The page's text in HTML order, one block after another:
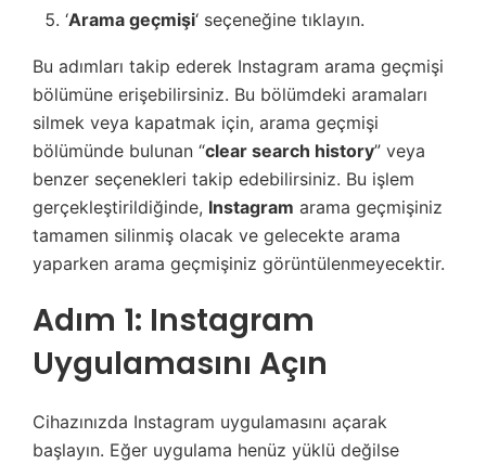
‘Arama geçmişi‘ seçeneğine tıklayın.
Bu adımları takip ederek Instagram arama geçmişi
bölümüne erişebilirsiniz. Bu bölümdeki aramaları
silmek veya kapatmak için, arama geçmişi
bölümünde bulunan “clear search history” veya
benzer seçenekleri takip edebilirsiniz. Bu işlem
gerçekleştirildiğinde, Instagram arama geçmişiniz
tamamen silinmiş olacak ve gelecekte arama
yaparken arama geçmişiniz görüntülenmeyecektir.
Adım 1: Instagram
Uygulamasını Açın
Cihazınızda Instagram uygulamasını açarak
başlayın. Eğer uygulama henüz yüklü değilse